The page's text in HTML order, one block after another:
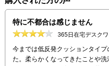
特に不都合は感じません
365日在宅デスク
今までは低反発クッションタイ
た。柔らかくなってきたことや